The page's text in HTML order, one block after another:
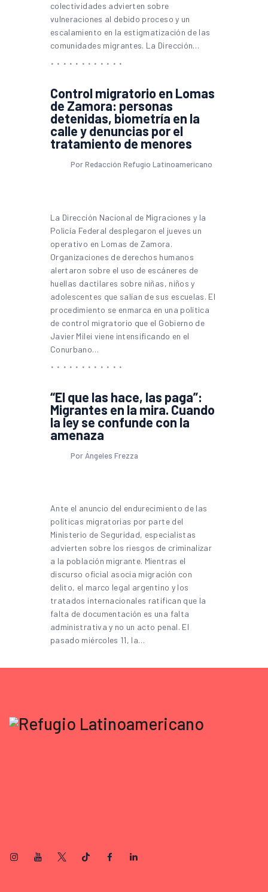
colectividades advierten sobre
vulneraciones al debido proceso y un
escalamiento en la estigmatización de las
comunidades migrantes. La Dirección…
Control migratorio en Lomas
de Zamora: personas
detenidas, biometría en la
calle y denuncias por el
tratamiento de menores
Por Redacción Refugio Latinoamericano
La Dirección Nacional de Migraciones y la
Policía Federal desplegaron el jueves un
operativo en Lomas de Zamora.
Organizaciones de derechos humanos
alertaron sobre el uso de escáneres de
huellas dactilares sobre niñas, niños y
adolescentes que salían de sus escuelas. El
procedimiento se enmarca en una política
de control migratorio que el Gobierno de
Javier Milei viene intensificando en el
Conurbano…
“El que las hace, las paga”:
Migrantes en la mira. Cuando
la ley se confunde con la
amenaza
Por Ángeles Frezza
Ante el anuncio del endurecimiento de las
políticas migratorias por parte del
Ministerio de Seguridad, especialistas
advierten sobre los riesgos de criminalizar
a la población migrante. Mientras el
discurso oficial asocia migración con
delito, el marco legal argentino y los
tratados internacionales ratifican que la
falta de documentación es una falta
administrativa y no un acto penal. El
pasado miércoles 11, la…